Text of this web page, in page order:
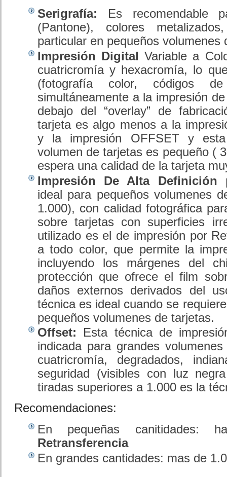
Serigrafía: Es recomendable
(Pantone), colores
particular en pequeños volumenes
Impresión Digital Variable a
cuatricromía y hexacromía, lo
(fotografía color, códigos
simultáneamente a la impresión
debajo del “overlay” de
tarjeta es algo menos a la
y la impresión OFFSET y
volumen de tarjetas es pequeño (
espera una calidad de la tarjeta
Impresión De Alta Definición
ideal para pequeños volumenes
1.000), con calidad fotográfica
sobre tarjetas con superficies
utilizado es el de impresión por
a todo color, que permite la
incluyendo los márgenes del
protección que ofrece el film
daños externos derivados del
técnica es ideal cuando se
pequeños volumenes de tarjetas.
Offset: Esta técnica de
indicada para grandes
cuatricromía, degradados,
seguridad (visibles con luz
tiradas superiores a 1.000 es la
Recomendaciones:
En pequeñas canitidades:
Retransferencia
En grandes cantidades: mas de